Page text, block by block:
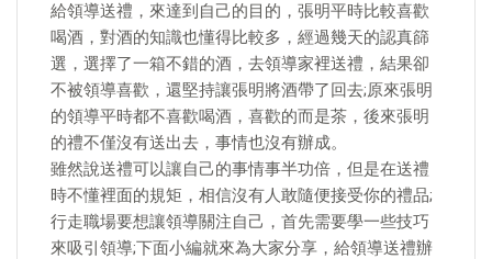
給領導送禮，來達到自己的目的，張明平時比較喜歡
喝酒，對酒的知識也懂得比較多，經過幾天的認真篩
選，選擇了一箱不錯的酒，去領導家裡送禮，結果卻
不被領導喜歡，還堅持讓張明將酒帶了回去;原來張明
的領導平時都不喜歡喝酒，喜歡的而是茶，後來張明
的禮不僅沒有送出去，事情也沒有辦成。
雖然說送禮可以讓自己的事情事半功倍，但是在送禮
時不懂裡面的規矩，相信沒有人敢隨便接受你的禮品;
行走職場要想讓領導關注自己，首先需要學一些技巧
來吸引領導;下面小編就來為大家分享，給領導送禮辦